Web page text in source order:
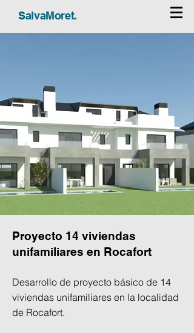
SalvaMoret.
Proyecto 14 viviendas
unifamiliares en Rocafort
Desarrollo de proyecto básico de 14
viviendas unifamiliares en la localidad
de Rocafort.